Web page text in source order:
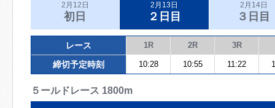
2月12日
初日
2月13日
２日目
2月14日
３日目
レース 1R 2R 3R
締切予定時刻 10:28 10:55 11:22
５ールドレース 1800m